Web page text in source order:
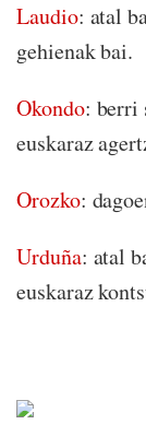
Laudio: atal
gehienak bai.
Okondo: berri
euskaraz
Orozko:
Urduña: atal
euskaraz